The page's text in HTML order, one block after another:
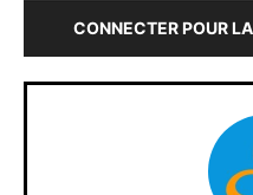
CONNECTER POUR